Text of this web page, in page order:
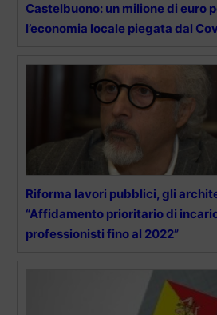
Castelbuono: un milione di euro
l’economia locale piegata dal
Riforma lavori pubblici, gli
“Affidamento prioritario di
professionisti fino al 2022”